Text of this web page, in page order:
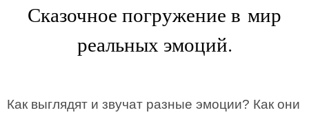
Сказочное погружение в мир
реальных эмоций.
Как выглядят и звучат разные эмоции? Как они